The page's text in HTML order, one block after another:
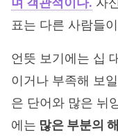
표는 다른 사람들
언뜻 보기에는 십
이거나 부족해 보
은 단어와 많은 뉘
에는 많은 부분의